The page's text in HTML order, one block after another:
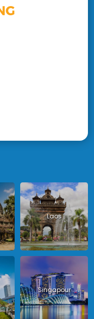
Laos
Singapour